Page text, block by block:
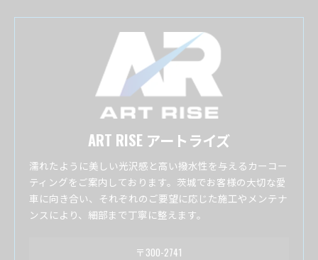
ART RISE アートライズ
濡れたように美しい光沢感と高い撥水性を与えるカーコー
ティングをご案内しております。茨城でお客様の大切な愛
車に向き合い、それぞれのご要望に応じた施工やメンテナ
ンスにより、細部まで丁寧に整えます。
〒300-2741